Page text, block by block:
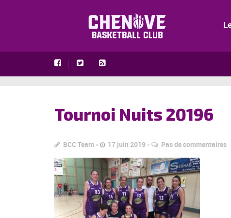
Tournoi Nuits 20196
BCC Team 17 juin 2019 Pas de commentaires